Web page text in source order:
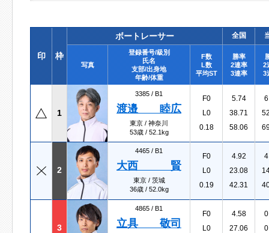
印 枠
ボートレーサー 全国
写真
登録番号/級別
氏名
支部/出身地
年齢/体重
F数
L数
平均ST
勝率
2連率
3連率
2
3
1
3385 / B1
渡邉 睦広
東京 / 神奈川
53歳 / 52.1kg
F0
L0
0.18
5.74
38.71
58.06
2
4465 / B1
大西 賢
東京 / 茨城
36歳 / 52.0kg
F0
L0
0.19
4.92
23.08
42.31
3
4865 / B1
立具 敬司
F0
L0
4.58
27.06